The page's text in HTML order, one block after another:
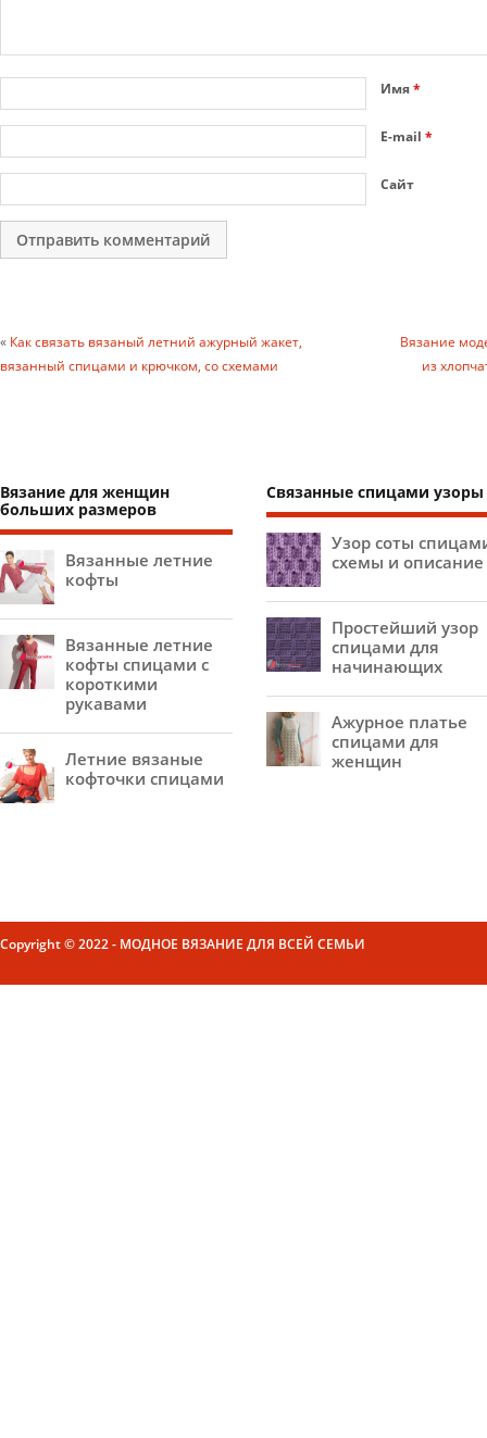
Имя*
E-mail *
Сайт
« Как связать вязаный летний ажурный жакет,
вязанный спицами и крючком, со схемами
Вязание
из
Вязание для женщин
больших размеров
Вязанные летние
кофты
Вязанные летние
кофты спицами с
короткими
рукавами
Летние вязаные
кофточки спицами
Связанные спицами узоры
Узор соты
схемы и описание
Простейший узор
спицами для
начинающих
Ажурное платье
спицами для
женщин
Copyright © 2022 - МОДНОЕ ВЯЗАНИЕ ДЛЯ ВСЕЙ СЕМЬИ